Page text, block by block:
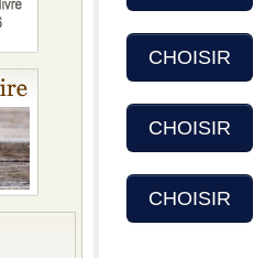
CHOISIR
CHOISIR
CHOISIR